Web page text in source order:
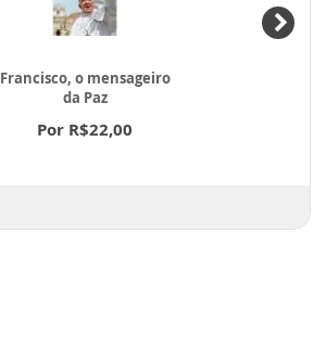
Francisco, o mensageiro
da Paz
Por R$22,00